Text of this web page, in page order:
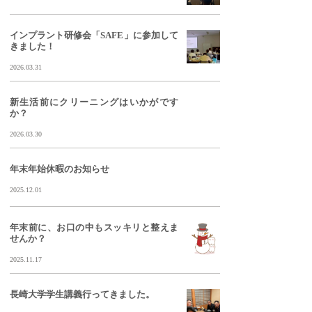
インプラント研修会「SAFE」に参加して
きました！
2026.03.31
新生活前にクリーニングはいかがです
か？
2026.03.30
年末年始休暇のお知らせ
2025.12.01
年末前に、お口の中もスッキリと整えま
せんか？
2025.11.17
長崎大学学生講義行ってきました。